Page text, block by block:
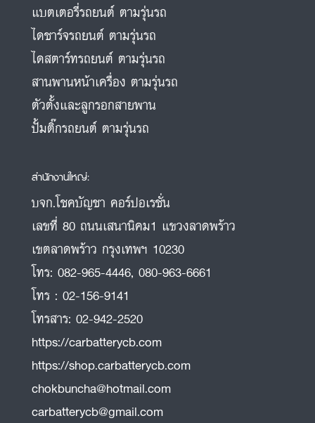
แบตเตอรี่รถยนต์ ตามรุ่นรถ
ไดชาร์จรถยนต์ ตามรุ่นรถ
ไดสตาร์ทรถยนต์ ตามรุ่นรถ
สานพานหน้าเครื่อง ตามรุ่นรถ
ตัวตั้งและลูกรอกสายพาน
ปั้มติ๊กรถยนต์ ตามรุ่นรถ
สำนักงานใหญ่:
บจก.โชคบัญชา คอร์ปอเรชั่น
เลขที่ 80 ถนนเสนานิคม1 แขวงลาดพร้าว
เขตลาดพร้าว กรุงเทพฯ 10230
โทร: 082-965-4446, 080-963-6661
โทร : 02-156-9141
โทรสาร: 02-942-2520
https://carbatterycb.com
https://shop.carbatterycb.com
chokbuncha@hotmail.com
carbatterycb@gmail.com